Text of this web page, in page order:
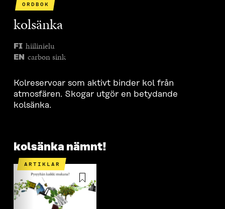
ORDBOK
kolsänka
FI hiilinielu
EN carbon sink
Kolreservoar som aktivt binder kol från
atmosfären. Skogar utgör en betydande
kolsänka.
kolsänka nämnt!
ARTIKLAR